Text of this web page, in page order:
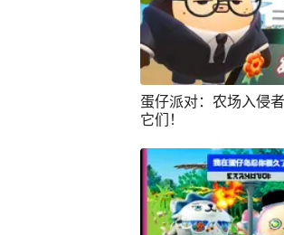
蛋仔派对：农场入侵
它们！